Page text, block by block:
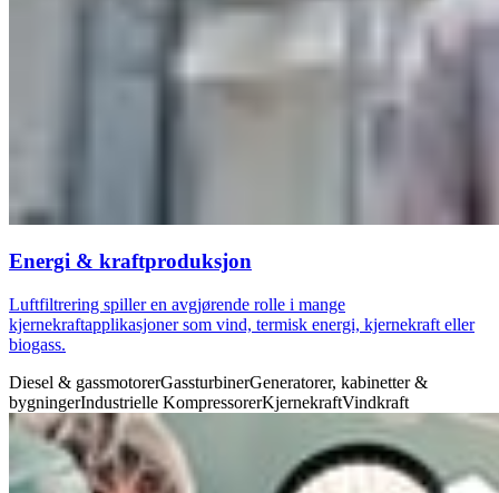
Energi & kraftproduksjon
Luftfiltrering spiller en avgjørende rolle i mange
kjernekraftapplikasjoner som vind, termisk energi, kjernekraft eller
biogass.
Diesel & gassmotorerGassturbinerGeneratorer, kabinetter &
bygningerIndustrielle KompressorerKjernekraftVindkraft